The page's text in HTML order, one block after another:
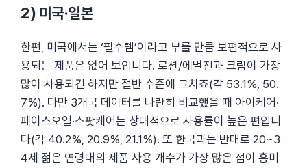
2) 미국·일본
한편, 미국에서는 ‘필수템’이라고 부를 만큼 보편적으로 사
용되는 제품은 없어 보입니다. 로션/에멀전과 크림이 가장
많이 사용되긴 하지만 절반 수준에 그치죠(각 53.1%, 50.
7%). 다만 3개국 데이터를 나란히 비교했을 때 아이케어·
페이스오일·스팟케어는 상대적으로 사용률이 높은 편입니
다(각 40.2%, 20.9%, 21.1%). 또 한국과는 반대로 20~3
4세 젊은 연령대의 제품 사용 개수가 가장 많은 점이 흥미